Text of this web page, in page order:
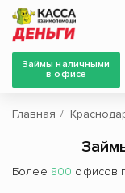
Займы наличными
в офисе
Главная
Более 800 офисов